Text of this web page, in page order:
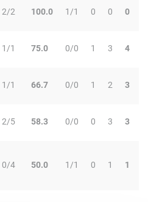
2/2 100.0 1/1 0 0 0
1/1 75.0 0/0 1 3 4
1/1 66.7 0/0 1 2 3
2/5 58.3 0/0 0 3 3
0/4 50.0 1/1 0 1 1